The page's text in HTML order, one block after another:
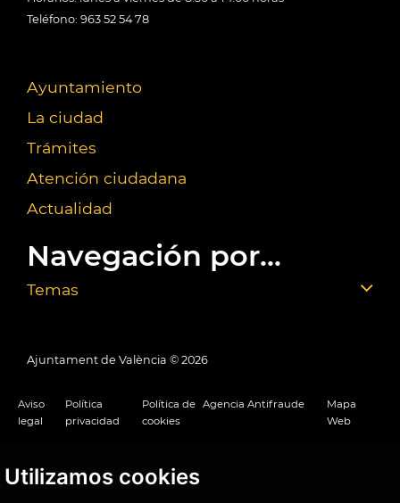
Utilizamos cookies
Teléfono: 963 52 54 78
Ayuntamiento
La ciudad
Trámites
Atención ciudadana
Actualidad
Navegación por...
Temas
Ajuntament de València © 2026
Aviso
legal
Política
privacidad
Política de
cookies
Agencia Antifraude
Mapa
Web